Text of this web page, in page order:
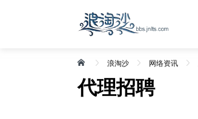
浪淘沙 网络资讯
代理招聘